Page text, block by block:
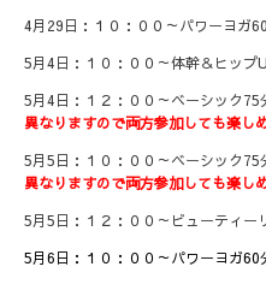
4月29日：１０：００～パワーヨガ
5月4日：１０：００～体幹＆ヒップ
5月4日：１２：００～ベーシック
異なりますので両方参加しても楽し
5月5日：１０：００～ベーシック
異なりますので両方参加しても楽
5月5日：１２：００～ビューティ
5月6日：１０：００～パワーヨガ